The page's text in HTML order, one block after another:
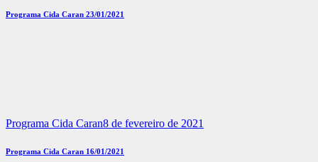
Programa Cida Caran 23/01/2021
Programa Cida Caran8 de fevereiro de 2021
Programa Cida Caran 16/01/2021